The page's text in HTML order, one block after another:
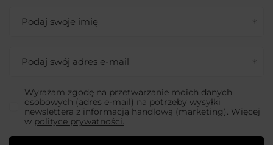
Podaj swoje imię
Podaj swój adres e-mail
Wyrażam zgodę na przetwarzanie moich danych
osobowych (adres e-mail) na potrzeby wysyłki
newslettera z informacją handlową (marketing). Więcej
w polityce prywatności.